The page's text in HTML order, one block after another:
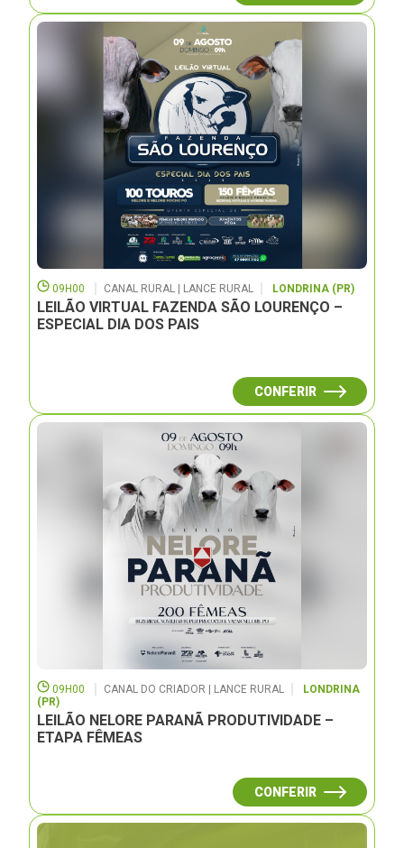
09H00 CANAL RURAL | LANCE RURAL LONDRINA (PR)
LEILÃO VIRTUAL FAZENDA SÃO LOURENÇO –
ESPECIAL DIA DOS PAIS
CONFERIR
09H00 CANAL DO CRIADOR | LANCE RURAL
LONDRINA
(PR)
LEILÃO NELORE PARANÃ PRODUTIVIDADE –
ETAPA FÊMEAS
CONFERIR